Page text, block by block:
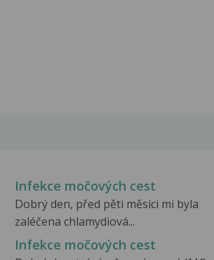
Infekce močových cest
Dobrý den, před pěti měsíci mi byla
zaléčena chlamydiová...
Infekce močových cest